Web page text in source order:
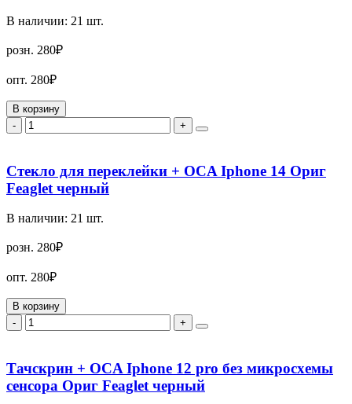
В наличии: 21 шт.
розн. 280₽
опт. 280₽
В корзину
-
+
Стекло для переклейки + OCA Iphone 14 Ориг
Feaglet черный
В наличии: 21 шт.
розн. 280₽
опт. 280₽
В корзину
-
+
Тачскрин + OCA Iphone 12 pro без микросхемы
сенсора Ориг Feaglet черный